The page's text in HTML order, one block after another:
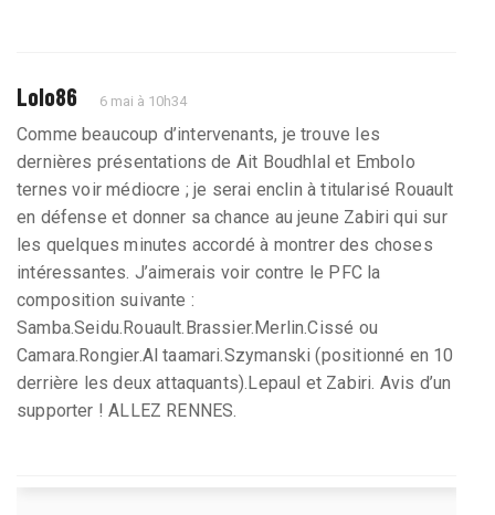
Lolo86 6 mai à 10h34
Comme beaucoup d’intervenants, je trouve les
dernières présentations de Ait Boudhlal et Embolo
ternes voir médiocre ; je serai enclin à titularisé Rouault
en défense et donner sa chance au jeune Zabiri qui sur
les quelques minutes accordé à montrer des choses
intéressantes. J’aimerais voir contre le PFC la
composition suivante :
Samba.Seidu.Rouault.Brassier.Merlin.Cissé ou
Camara.Rongier.Al taamari.Szymanski (positionné en 10
derrière les deux attaquants).Lepaul et Zabiri. Avis d’un
supporter ! ALLEZ RENNES.